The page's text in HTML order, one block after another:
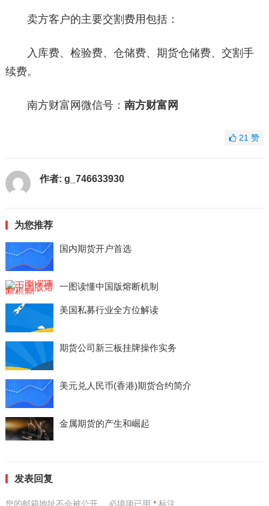
卖方客户的主要交割费用包括：
入库费、检验费、仓储费、期货仓储费、交割手
续费。
南方财富网微信号： 南方财富网
21赞
作者: g_746633930
为您推荐
国内期货开户首选
一图读懂中国版熔断机制
美国私募行业全方位解读
期货公司新三板挂牌操作实务
美元兑人民币(香港)期货合约简介
金属期货的产生和崛起
发表回复
您的邮箱地址不会被公开。 必填项已用 *标注